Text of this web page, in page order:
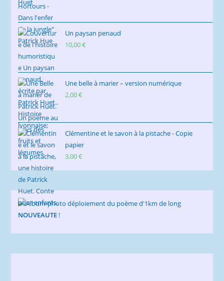
Un paysan penaud
10,00€
Une belle à marier – version numérique
2,00€
Clémentine et le savon à la pistache - Copie
papier
3,00€
NOUVEAUTE !